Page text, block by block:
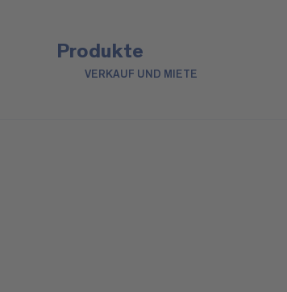
Produkte
VERKAUF UND MIETE